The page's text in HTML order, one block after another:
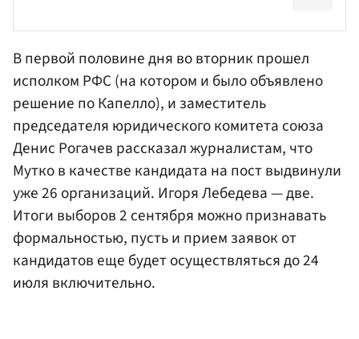
В первой половине дня во вторник прошел
исполком РФС (на котором и было объявлено
решение по Капелло), и заместитель
председателя юридического комитета союза
Денис Рогачев рассказал журналистам, что
Мутко в качестве кандидата на пост выдвинули
уже 26 организаций. Игоря Лебедева — две.
Итоги выборов 2 сентября можно признавать
формальностью, пусть и прием заявок от
кандидатов еще будет осуществляться до 24
июля включительно.